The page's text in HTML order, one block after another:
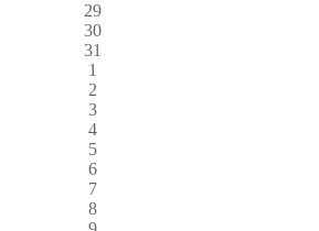
29
30
31
1
2
3
4
5
6
7
8